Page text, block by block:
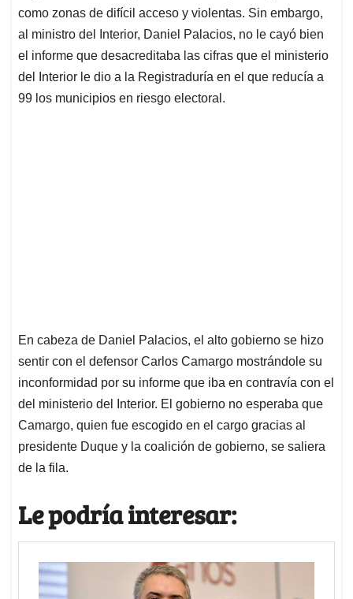
p
k
n
como zonas de difícil acceso y violentas. Sin embargo,
al ministro del Interior, Daniel Palacios, no le cayó bien
el informe que desacreditaba las cifras que el ministerio
del Interior le dio a la Registraduría en el que reducía a
99 los municipios en riesgo electoral.
En cabeza de Daniel Palacios, el alto gobierno se hizo
sentir con el defensor Carlos Camargo mostrándole su
inconformidad por su informe que iba en contravía con el
del ministerio del Interior. El gobierno no esperaba que
Camargo, quien fue escogido en el cargo gracias al
presidente Duque y la coalición de gobierno, se saliera
de la fila.
Le podría interesar: